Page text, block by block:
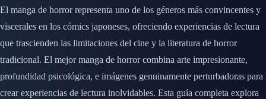
El manga de horror representa uno de los géneros más convincentes y
viscerales en los cómics japoneses, ofreciendo experiencias de lectura
que trascienden las limitaciones del cine y la literatura de horror
tradicional. El mejor manga de horror combina arte impresionante,
profundidad psicológica, e imágenes genuinamente perturbadoras para
crear experiencias de lectura inolvidables. Esta guía completa explora